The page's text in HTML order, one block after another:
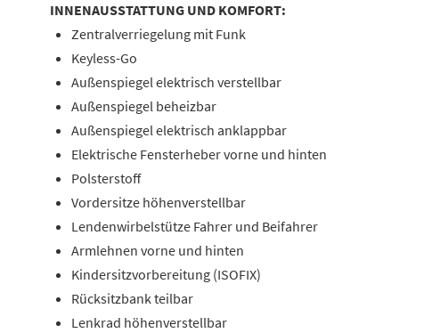
INNENAUSSTATTUNG UND KOMFORT:
Zentralverriegelung mit Funk
Keyless-Go
Außenspiegel elektrisch verstellbar
Außenspiegel beheizbar
Außenspiegel elektrisch anklappbar
Elektrische Fensterheber vorne und hinten
Polsterstoff
Vordersitze höhenverstellbar
Lendenwirbelstütze Fahrer und Beifahrer
Armlehnen vorne und hinten
Kindersitzvorbereitung (ISOFIX)
Rücksitzbank teilbar
Lenkrad höhenverstellbar